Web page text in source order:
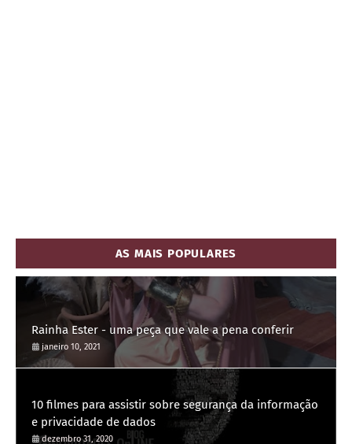
AS MAIS POPULARES
Rainha Ester - uma peça que vale a pena conferir
janeiro 10, 2021
10 filmes para assistir sobre segurança da informação
e privacidade de dados
dezembro 31, 2020